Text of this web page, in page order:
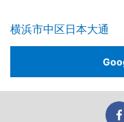
横浜市中区日本大通